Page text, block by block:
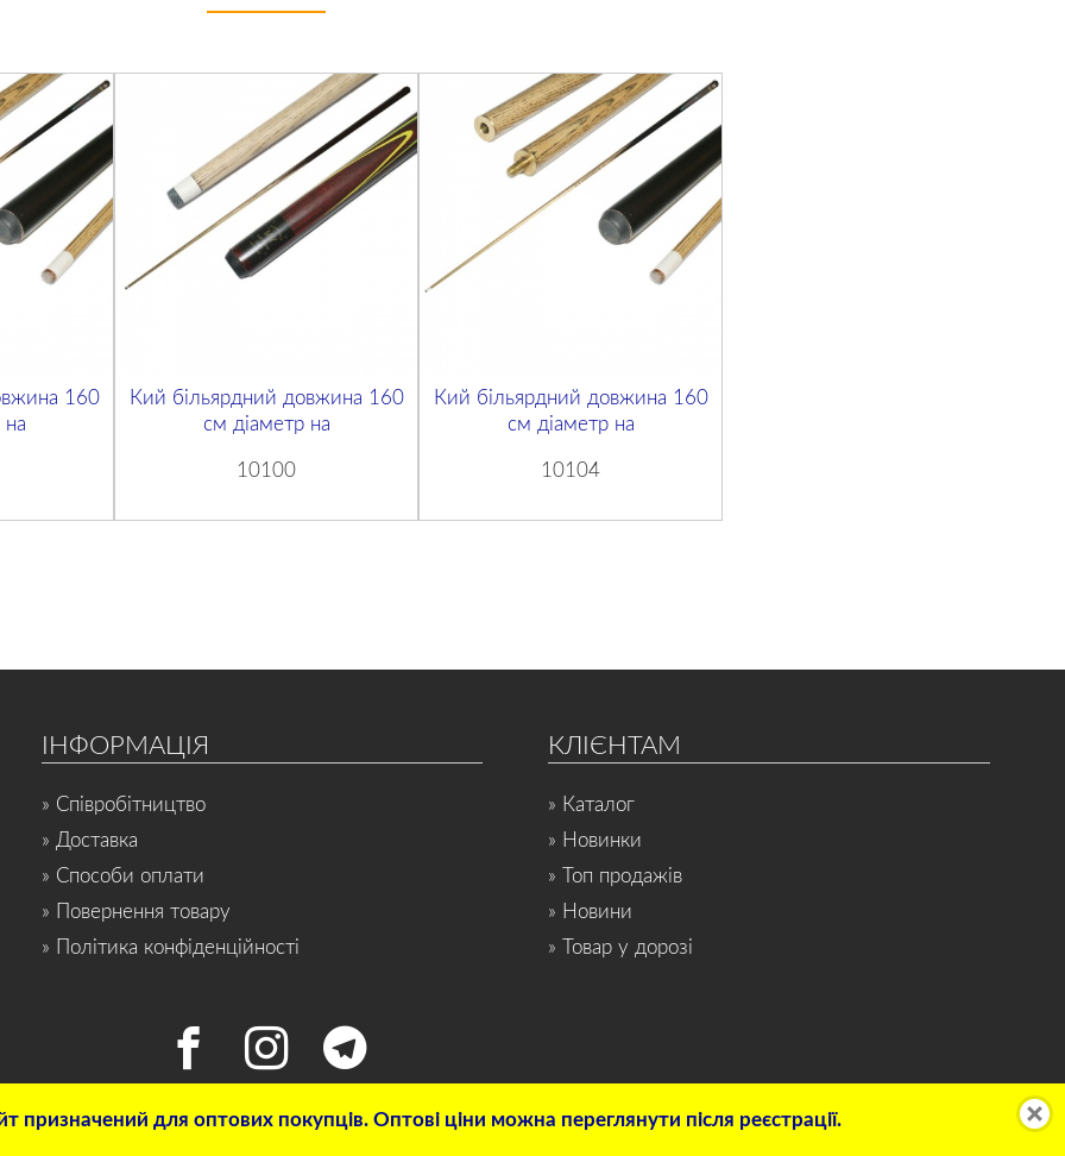
160
на
Кий більярдний довжина 160
см діаметр на
10100
Кий більярдний довжина 160
см діаметр на
10104
ІНФОРМАЦІЯ
» Співробітництво
» Доставка
» Способи оплати
» Повернення товару
» Політика конфіденційності
КЛІЄНТАМ
» Каталог
» Новинки
» Топ продажів
» Новини
» Товар у дорозі
© 2022 Інтернет-магазин «СПОРТ-НОН-СТОП». Всі права захищені.
призначений для оптових покупців. Оптові ціни можна переглянути після реєстрації.